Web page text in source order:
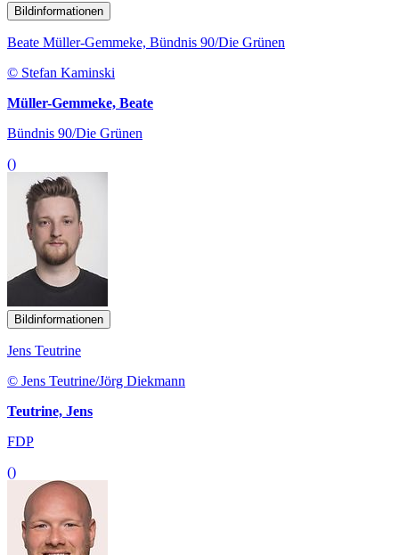
Bildinformationen
Beate Müller-Gemmeke, Bündnis 90/Die Grünen
© Stefan Kaminski
Müller-Gemmeke, Beate
Bündnis 90/Die Grünen
()
Bildinformationen
Jens Teutrine
© Jens Teutrine/Jörg Diekmann
Teutrine, Jens
FDP
()